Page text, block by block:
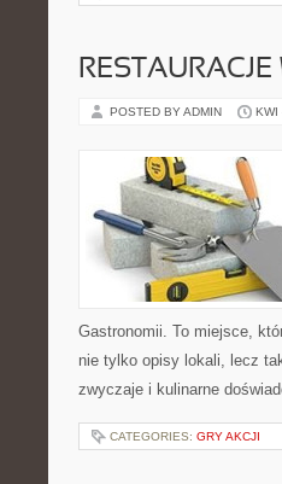
POSTED BY ADMIN KWI
Gastronomii. To miejsce,
nie tylko opisy lokali, lecz
zwyczaje i kulinarne
CATEGORIES: GRY AKCJI